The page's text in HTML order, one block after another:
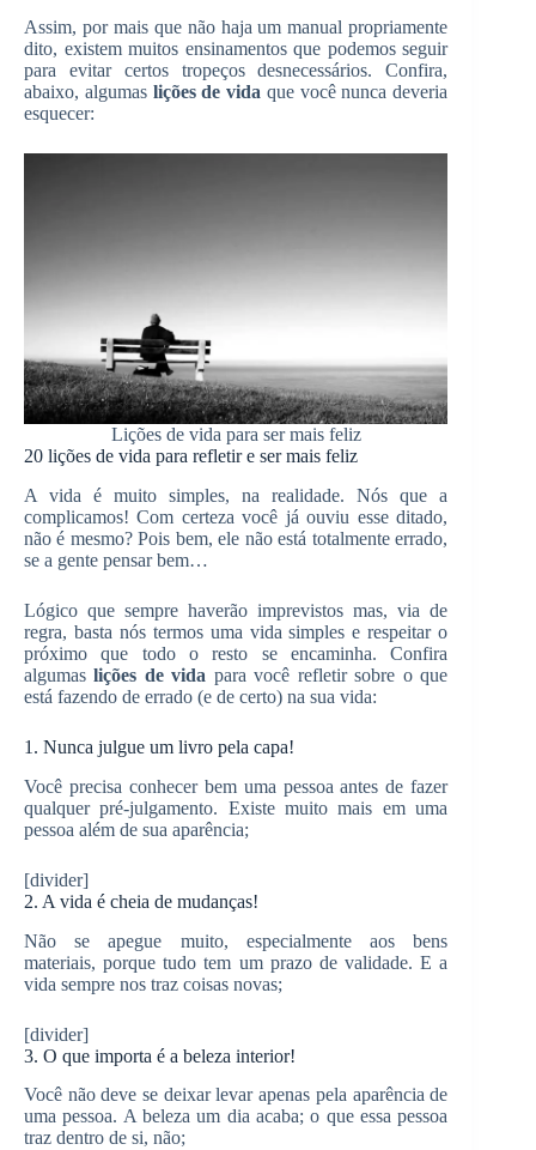
Assim, por mais que não haja um manual propriamente
dito, existem muitos ensinamentos que podemos seguir
para evitar certos tropeços desnecessários. Confira,
abaixo, algumas lições de vida que você nunca deveria
esquecer:
Lições de vida para ser mais feliz
20 lições de vida para refletir e ser mais feliz
A vida é muito simples, na realidade. Nós que a
complicamos! Com certeza você já ouviu esse ditado,
não é mesmo? Pois bem, ele não está totalmente errado,
se a gente pensar bem…
Lógico que sempre haverão imprevistos mas, via de
regra, basta nós termos uma vida simples e respeitar o
próximo que todo o resto se encaminha. Confira
algumaslições de vida para você refletir sobre o que
está fazendo de errado (e de certo) na sua vida:
1. Nunca julgue um livro pela capa!
Você precisa conhecer bem uma pessoa antes de fazer
qualquer pré-julgamento. Existe muito mais em uma
pessoa além de sua aparência;
[divider]
2. A vida é cheia de mudanças!
Não se apegue muito, especialmente aos bens
materiais, porque tudo tem um prazo de validade. E a
vida sempre nos traz coisas novas;
[divider]
3. O que importa é a beleza interior!
Você não deve se deixar levar apenas pela aparência de
uma pessoa. A beleza um dia acaba; o que essa pessoa
traz dentro de si, não;